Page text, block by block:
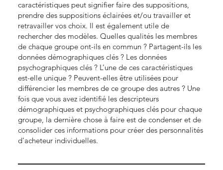
caractéristiques peut signifier faire des suppositions,
prendre des suppositions éclairées et/ou travailler et
retravailler vos choix. Il est également utile de
rechercher des modèles. Quelles qualités les membres
de chaque groupe ont-ils en commun ? Partagent-ils les
données démographiques clés ? Les données
psychographiques clés ? L’une de ces caractéristiques
est-elle unique ? Peuvent-elles être utilisées pour
différencier les membres de ce groupe des autres ? Une
fois que vous avez identifié les descripteurs
démographiques et psychographiques clés pour chaque
groupe, la dernière chose à faire est de condenser et de
consolider ces informations pour créer des personnalités
d’acheteur individuelles.